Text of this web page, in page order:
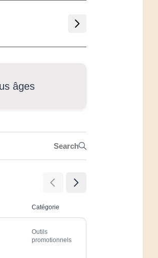
âges
Rechercher
Catégorie
Outils
promotionnels